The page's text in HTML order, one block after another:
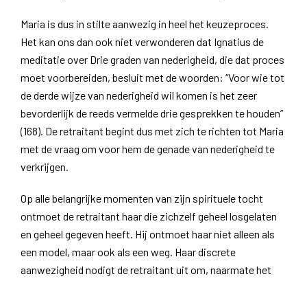
Maria is dus in stilte aanwezig in heel het keuzeproces.
Het kan ons dan ook niet verwonderen dat Ignatius de
meditatie over Drie graden van nederigheid, die dat proces
moet voorbereiden, besluit met de woorden: “Voor wie tot
de derde wijze van nederigheid wil komen is het zeer
bevorderlijk de reeds vermelde drie gesprekken te houden”
(168). De retraitant begint dus met zich te richten tot Maria
met de vraag om voor hem de genade van nederigheid te
verkrijgen.
Op alle belangrijke momenten van zijn spirituele tocht
ontmoet de retraitant haar die zichzelf geheel losgelaten
en geheel gegeven heeft. Hij ontmoet haar niet alleen als
een model, maar ook als een weg. Haar discrete
aanwezigheid nodigt de retraitant uit om, naarmate het